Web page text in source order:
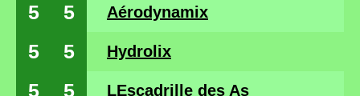
5 5 Aérodynamix
5 5 Hydrolix
5 5 LEscadrille des As